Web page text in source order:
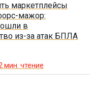
маркетплейсы
мажор:
в
из-за атак БПЛА
мин. чтение